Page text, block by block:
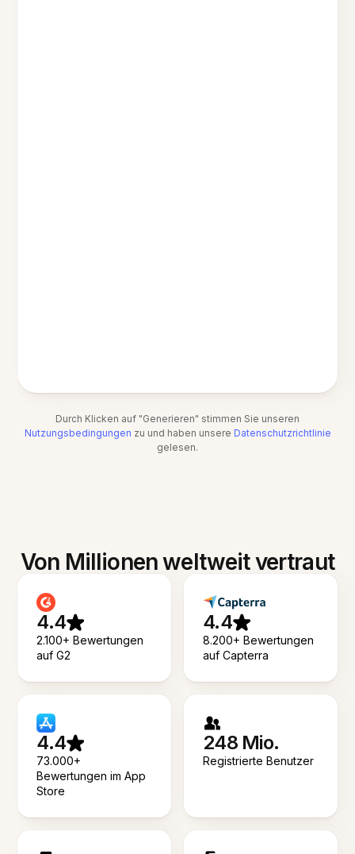
Durch Klicken auf "Generieren" stimmen Sie unseren
Nutzungsbedingungen zu und haben unsere Datenschutzrichtlinie
gelesen.
Von Millionen weltweit vertraut
4.4
2.100+ Bewertungen
auf G2
4.4
8.200+ Bewertungen
auf Capterra
4.4
73.000+
Bewertungen im App
Store
248 Mio.
Registrierte Benutzer